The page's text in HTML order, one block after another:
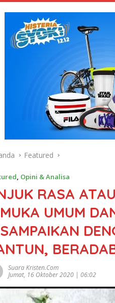
Featured
, Opini & Analisa
RASA
UMUM
Suara Kristen.com
Jumat, 16 Oktober 2020 | 06:02